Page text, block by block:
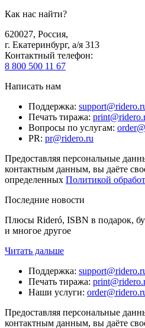
Как нас найти?
620027, Россия,
г. Екатеринбург, а/я 313
Контактный телефон:
8 800 500 11 67
Написать нам
Поддержка:
Печать тиража:
Вопросы по услугам:
PR: pr@ridero.ru
Предоставляя персональные
контактным данным, вы даёте
определенных Политикой
Последние новости
Плюсы Rideró, ISBN в подарок,
и многое другое
Читать дальше
Поддержка:
Печать тиража:
Наши услуги:
Предоставляя персональные
контактным данным, вы даёте